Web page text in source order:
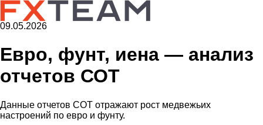
09.05.2026
Евро, фунт, иена — анализ
отчетов СОТ
Данные отчетов COT отражают рост медвежьих
настроений по евро и фунту.